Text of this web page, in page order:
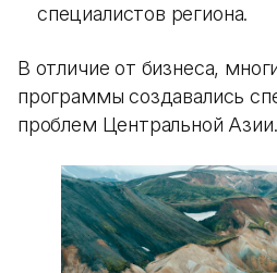
специалистов региона.
В отличие от бизнеса,
программы создавались
проблем Центральной Азии.